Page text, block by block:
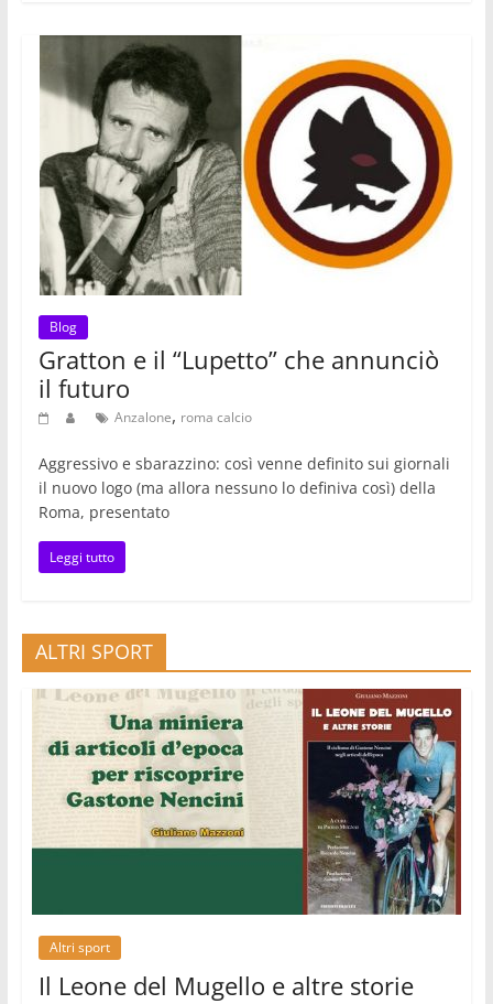
Blog
Gratton e il “Lupetto” che annunciò
il futuro
Anzalone, roma calcio
Aggressivo e sbarazzino: così venne definito sui giornali
il nuovo logo (ma allora nessuno lo definiva così) della
Roma, presentato
Leggi tutto
ALTRI SPORT
Altri sport
Il Leone del Mugello e altre storie